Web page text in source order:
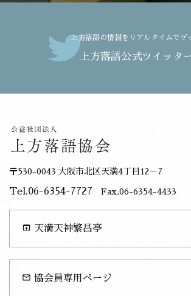
上方落語の情報をリアルタイムでゲ
上方落語公式ツイッタ
〒530-0043 大阪市北区天満4丁目12－7
Tel.06-6354-7727 Fax.06-6354-4433
open_in_browser 天満天神繁昌亭
mail_outline 協会員専用ページ